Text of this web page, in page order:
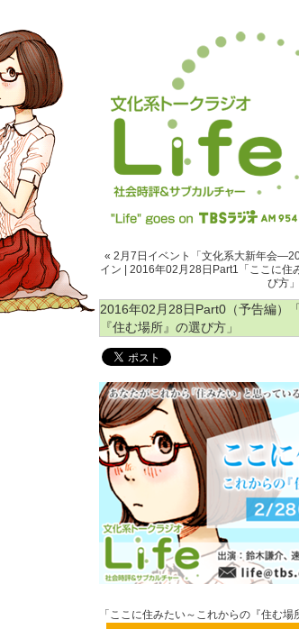
« 2月7日イベント「文化系大新年会
イン
2016年02月28日Part1「ここに住
び方
2016年02月28日Part0（予告編）
『住む場所』の選び方」
「ここに住みたい～これからの『住む